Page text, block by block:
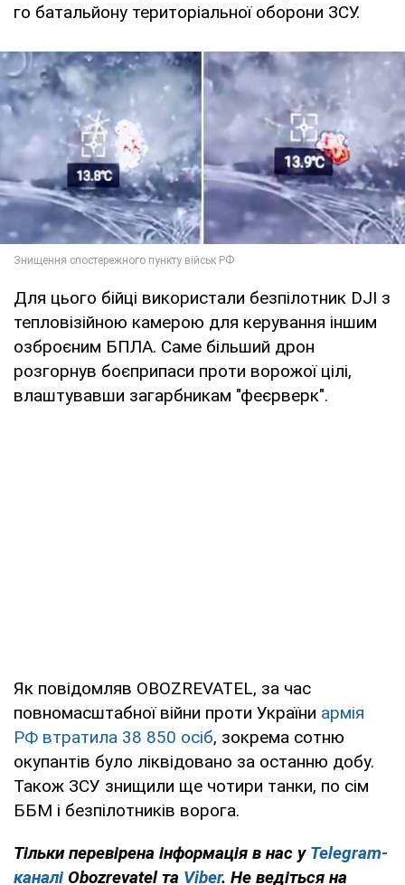
го батальйону територіальної оборони ЗСУ.
Для цього бійці використали безпілотник DJI з
тепловізійною камерою для керування іншим
озброєним БПЛА. Саме більший дрон
розгорнув боєприпаси проти ворожої цілі,
влаштувавши загарбникам "феєрверк".
Як повідомляв OBOZREVATEL, за час
повномасштабної війни проти України армія
РФ втратила 38 850 осіб, зокрема сотню
окупантів було ліквідовано за останню добу.
Також ЗСУ знищили ще чотири танки, по сім
ББМ і безпілотників ворога.
Тільки перевірена інформація в нас у Telegram-
каналі Obozrevatel та Viber. Не ведіться на